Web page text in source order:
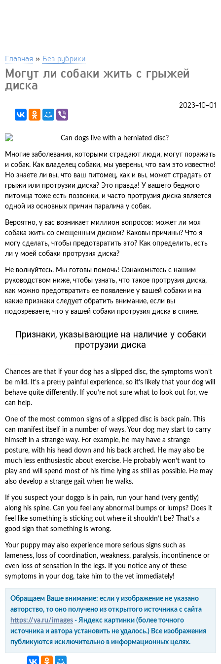
Главная » Без рубрики
Могут ли собаки жить с грыжей
диска
2023-10-01
Многие заболевания, которыми страдают люди, могут поражать
и собак. Как владелец собаки, мы уверены, что вам это известно!
Но знаете ли вы, что ваш питомец, как и вы, может страдать от
грыжи или протрузии диска? Это правда! У вашего бедного
питомца тоже есть позвонки, и часто протрузия диска является
одной из основных причин паралича у собак.
Вероятно, у вас возникает миллион вопросов: может ли моя
собака жить со смещенным диском? Каковы причины? Что я
могу сделать, чтобы предотвратить это? Как определить, есть
ли у моей собаки протрузия диска?
Не волнуйтесь. Мы готовы помочь! Ознакомьтесь с нашим
руководством ниже, чтобы узнать, что такое протрузия диска,
как можно предотвратить ее появление у вашей собаки и на
какие признаки следует обратить внимание, если вы
подозреваете, что у вашей собаки протрузия диска в спине.
Признаки, указывающие на наличие у собаки
протрузии диска
Chances are that if your dog has a slipped disc, the symptoms won’t
be mild. It’s a pretty painful experience, so it’s likely that your dog will
behave quite differently. If you’re not sure what to look out for, we
can help.
One of the most common signs of a slipped disc is back pain. This
can manifest itself in a number of ways. Your dog may start to carry
himself in a strange way. For example, he may have a strange
posture, with his head down and his back arched. He may also be
much less enthusiastic about exercise. He probably won’t want to
play and will spend most of his time lying as still as possible. He may
also develop a strange gait when he walks.
If you suspect your doggo is in pain, run your hand (very gently)
along his spine. Can you feel any abnormal bumps or lumps? Does it
feel like something is sticking out where it shouldn’t be? That’s a
good sign that something is wrong.
Your puppy may also experience more serious signs such as
lameness, loss of coordination, weakness, paralysis, incontinence or
even loss of sensation in the legs. If you notice any of these
symptoms in your dog, take him to the vet immediately!
Обращаем Ваше внимание: если у изображение не указано
авторство, то оно получено из открытого источника с сайта
https://ya.ru/images - Яндекс картинки (более точного
источника и автора установить не удалось.) Все изображения
публикуются исключительно в информационных целях.